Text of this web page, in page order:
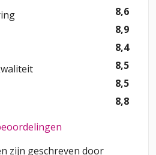
8,6
8,9
8,4
8,5
8,5
8,8
zijn geschreven door